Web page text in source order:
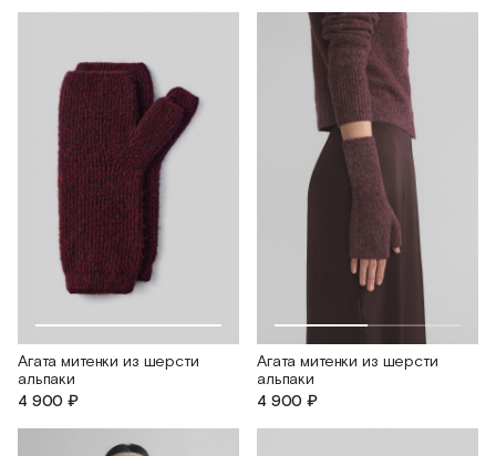
Агата митенки из шерсти
альпаки
4 900 ₽
Агата митенки из шерсти
альпаки
4 900 ₽